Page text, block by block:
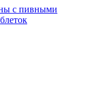
с пивными